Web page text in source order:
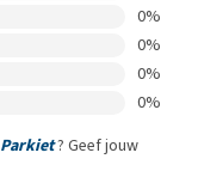
0%
0%
0%
0%
? Geef jouw